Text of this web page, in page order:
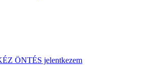
ÖNTÉS jelentkezem